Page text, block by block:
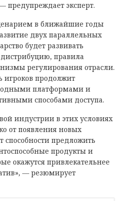
предупреждает эксперт.
в ближайшие годы
двух параллельных
будет развивать
правила
регулирования отрасли.
игроков продолжит
платформами и
способами доступа.
индустрии в этих условиях
от появления новых
способности предложить
продукты и
окажутся привлекательнее
— резюмирует